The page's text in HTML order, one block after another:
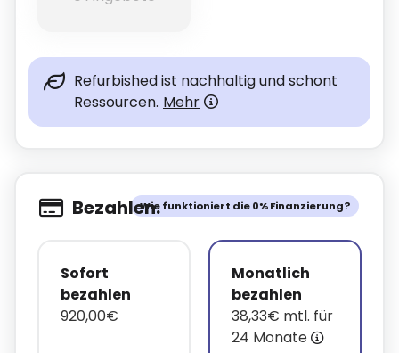
Refurbished ist nachhaltig und schont
Ressourcen. Mehr
Wie funktioniert die 0% Finanzierung?
Bezahlen.
Sofort
bezahlen
920,00€
Monatlich
bezahlen
38,33€ mtl. für
24 Monate